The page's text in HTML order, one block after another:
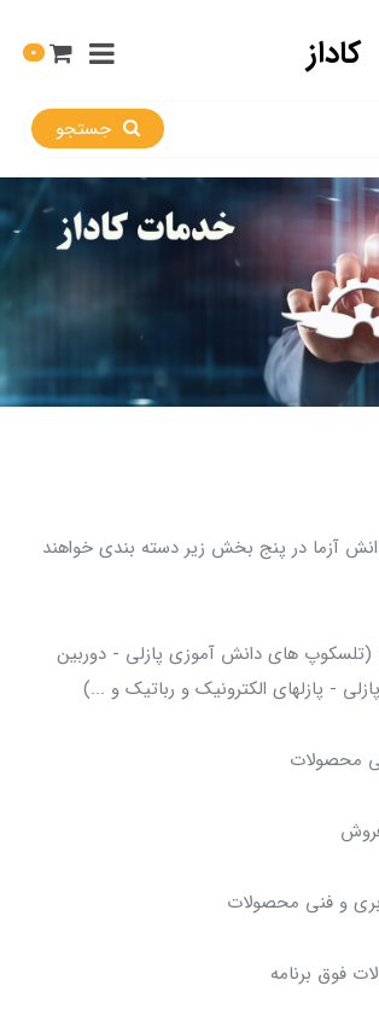
کاداز 0
آزما در پنج بخش زیر دسته بندی خواهند
های دانش آموزی پازلی - دوربین
- پازلهای الکترونیک و رباتیک و ...)